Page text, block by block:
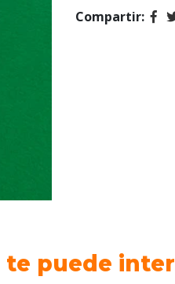
Compartir:
te puede